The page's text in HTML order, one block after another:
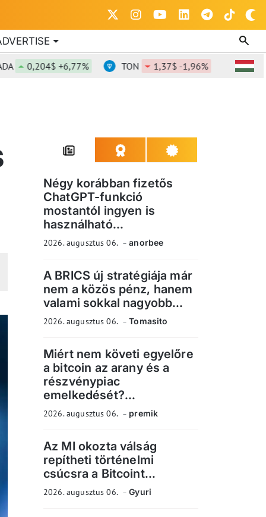
0,204$ +6,77% TON 1,37$ -1,96% DOT
Négy korábban fizetős
ChatGPT-funkció
mostantól ingyen is
használható...
2026. augusztus 06. anorbee
A BRICS új stratégiája már
nem a közös pénz, hanem
valami sokkal nagyobb...
2026. augusztus 06. Tomasito
Miért nem követi egyelőre
a bitcoin az arany és a
részvénypiac
emelkedését?...
2026. augusztus 06. premik
Az MI okozta válság
repítheti történelmi
csúcsra a Bitcoint...
2026. augusztus 06. Gyuri